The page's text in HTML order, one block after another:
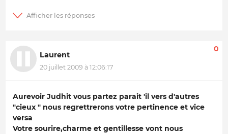
Laurent
20 juillet 2009 à 12:06:17
0
Aurevoir Judhit vous partez parait 'il vers d'autres
"cieux " nous regrettrerons votre pertinence et vice
versa
Votre sourire,charme et gentillesse vont nous